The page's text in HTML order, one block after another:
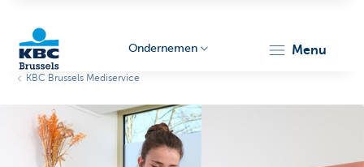
Ondernemen menu
KBC Brussels Mediservice